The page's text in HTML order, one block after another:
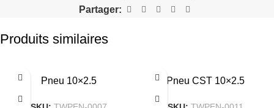
Partager:
Produits similaires
Pneu 10×2.5 Pneu CST 10×2.5